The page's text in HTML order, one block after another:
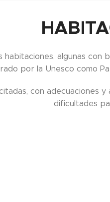
algunas
por la Unesco como
con adecuaciones
dificultades